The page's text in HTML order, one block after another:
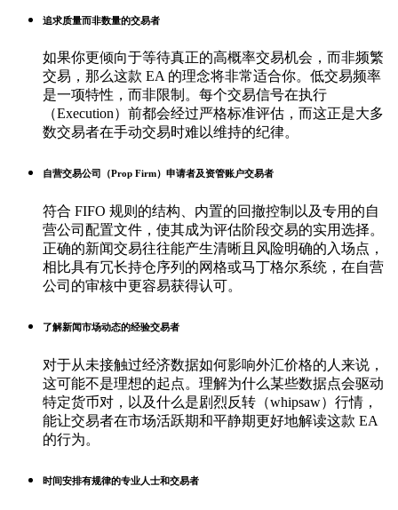
追求质量而非数量的交易者
如果你更倾向于等待真正的高概率交易机会，而非频繁
交易，那么这款 EA 的理念将非常适合你。低交易频率
是一项特性，而非限制。每个交易信号在执行
（Execution）前都会经过严格标准评估，而这正是大多
数交易者在手动交易时难以维持的纪律。
自营交易公司（Prop Firm）申请者及资管账户交易者
符合 FIFO 规则的结构、内置的回撤控制以及专用的自
营公司配置文件，使其成为评估阶段交易的实用选择。
正确的新闻交易往往能产生清晰且风险明确的入场点，
相比具有冗长持仓序列的网格或马丁格尔系统，在自营
公司的审核中更容易获得认可。
了解新闻市场动态的经验交易者
对于从未接触过经济数据如何影响外汇价格的人来说，
这可能不是理想的起点。理解为什么某些数据点会驱动
特定货币对，以及什么是剧烈反转（whipsaw）行情，
能让交易者在市场活跃期和平静期更好地解读这款 EA
的行为。
时间安排有规律的专业人士和交易者